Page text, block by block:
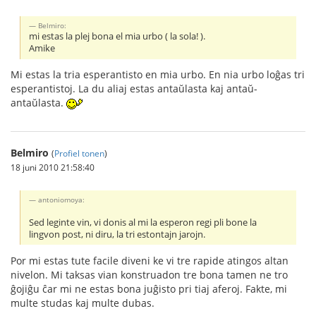
Belmiro:
mi estas la plej bona el mia urbo ( la sola! ).
Amike
Mi estas la tria esperantisto en mia urbo. En nia urbo loĝas tri
esperantistoj. La du aliaj estas antaŭlasta kaj antaŭ-
antaŭlasta.
Belmiro (Profiel tonen)
18 juni 2010 21:58:40
antoniomoya:
Sed leginte vin, vi donis al mi la esperon regi pli bone la
lingvon post, ni diru, la tri estontajn jarojn.
Por mi estas tute facile diveni ke vi tre rapide atingos altan
nivelon. Mi taksas vian konstruadon tre bona tamen ne tro
ĝojiĝu ĉar mi ne estas bona juĝisto pri tiaj aferoj. Fakte, mi
multe studas kaj multe dubas.